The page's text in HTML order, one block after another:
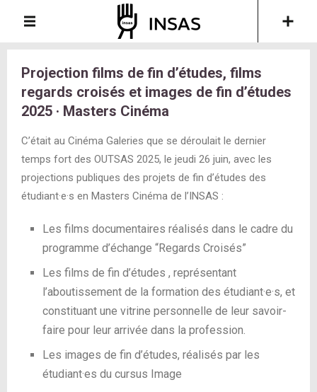
Projection films de fin d’études, films
regards croisés et images de fin d’études
2025 · Masters Cinéma
C’était au Cinéma Galeries que se déroulait le dernier
temps fort des OUTSAS 2025, le jeudi 26 juin, avec les
projections publiques des projets de fin d’études des
étudiant·e·s en Masters Cinéma de l’INSAS :
Les films documentaires réalisés dans le cadre du
programme d’échange “Regards Croisés”
Les films de fin d’études , représentant
l’aboutissement de la formation des étudiant·e·s, et
constituant une vitrine personnelle de leur savoir-
faire pour leur arrivée dans la profession.
Les images de fin d’études, réalisés par les
étudiant·es du cursus Image